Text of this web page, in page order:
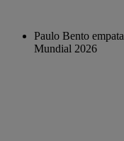
Paulo Bento
Mundial 2026